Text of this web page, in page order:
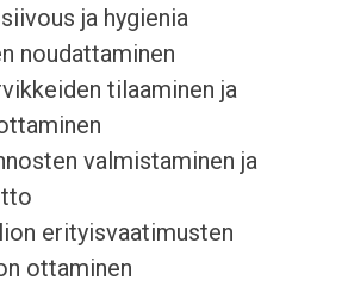
ja hygienia
noudattaminen
tilaaminen ja
valmistaminen ja
erityisvaatimusten
ottaminen